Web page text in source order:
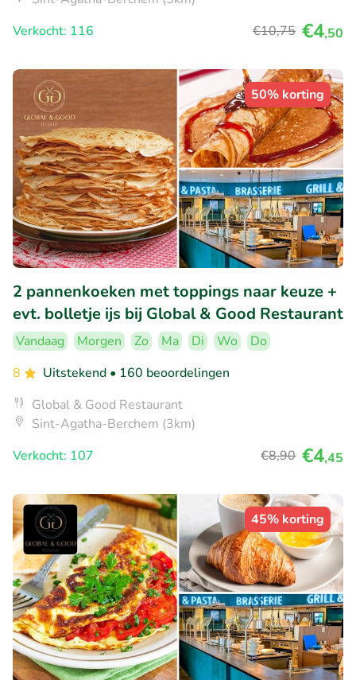
Verkocht: 116
€10,75 €4,50
50% korting
2 pannenkoeken met toppings naar keuze +
evt. bolletje ijs bij Global & Good Restaurant
Vandaag Morgen Zo Ma Di Wo
Do
8
Uitstekend • 160 beoordelingen
Global & Good Restaurant
Sint-Agatha-Berchem (3km)
Verkocht: 107
€8,90 €4,45
45% korting